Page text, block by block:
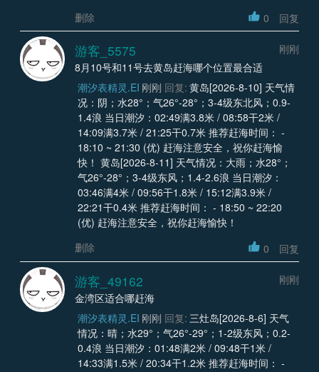
删除
0 回复
游客_5575
刚刚
8月10号和11号去黄岛赶海哪个位置最合适
潮汐表精灵.EI 刚刚 回复: 黄岛[2026-8-10] 天气情
况：阴；水28°；气26°-28°；3-4级东北风；0.9-
1.4浪 当日潮汐：02:49满3.8米 / 08:58干2米 /
14:09满3.7米 / 21:25干0.7米 推荐赶海时间： -
18:10 ~ 21:30 (优) 赶海注意安全，祝你赶海愉
快！ 黄岛[2026-8-11] 天气情况：大雨；水28°；
气26°-28°；3-4级东风；1.4-2.6浪 当日潮汐：
03:46满4米 / 09:56干1.8米 / 15:12满3.9米 /
22:21干0.4米 推荐赶海时间： - 18:50 ~ 22:20
(优) 赶海注意安全，祝你赶海愉快！
删除
0 回复
游客_49162
刚刚
金湾区适合哪赶海
潮汐表精灵.EI 刚刚 回复: 三灶岛[2026-8-6] 天气
情况：晴；水29°；气26°-29°；1-2级东风；0.2-
0.4浪 当日潮汐：01:48满2米 / 09:48干1米 /
14:33满1.5米 / 20:34干1.2米 推荐赶海时间： -